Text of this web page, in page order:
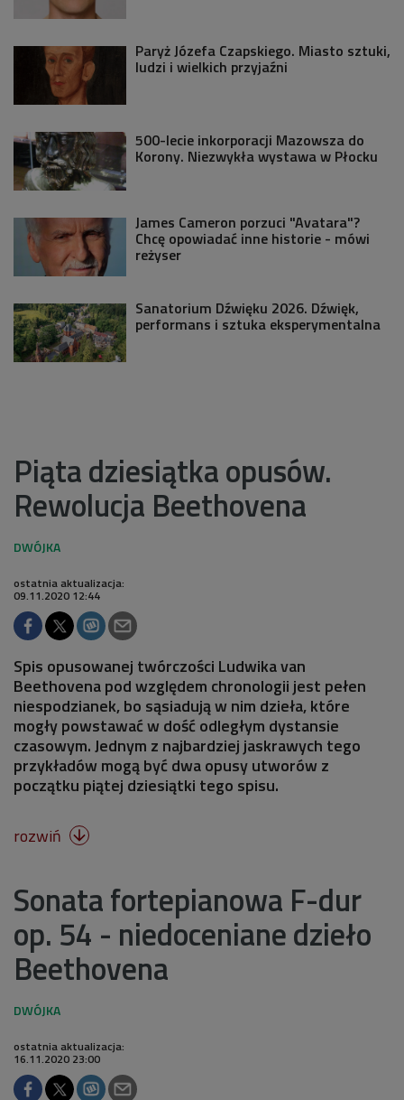
Paryż Józefa Czapskiego. Miasto sztuki,
ludzi i wielkich przyjaźni
500-lecie inkorporacji Mazowsza do
Korony. Niezwykła wystawa w Płocku
James Cameron porzuci "Avatara"?
Chcę opowiadać inne historie - mówi
reżyser
Sanatorium Dźwięku 2026. Dźwięk,
performans i sztuka eksperymentalna
Piąta dziesiątka opusów.
Rewolucja Beethovena
ostatnia aktualizacja:
09.11.2020 12:44
Spis opusowanej twórczości Ludwika van
Beethovena pod względem chronologii jest pełen
niespodzianek, bo sąsiadują w nim dzieła, które
mogły powstawać w dość odległym dystansie
czasowym. Jednym z najbardziej jaskrawych tego
przykładów mogą być dwa opusy utworów z
początku piątej dziesiątki tego spisu.
rozwiń 
Sonata fortepianowa F-dur
op. 54 - niedoceniane dzieło
Beethovena
ostatnia aktualizacja:
16.11.2020 23:00